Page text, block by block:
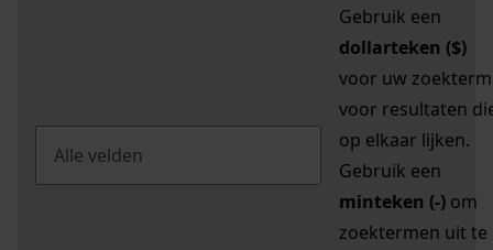
Gebruik een
dollarteken ($)
voor uw zoekterm
voor resultaten
op elkaar lijken.
Gebruik een
minteken (-) om
zoektermen uit te